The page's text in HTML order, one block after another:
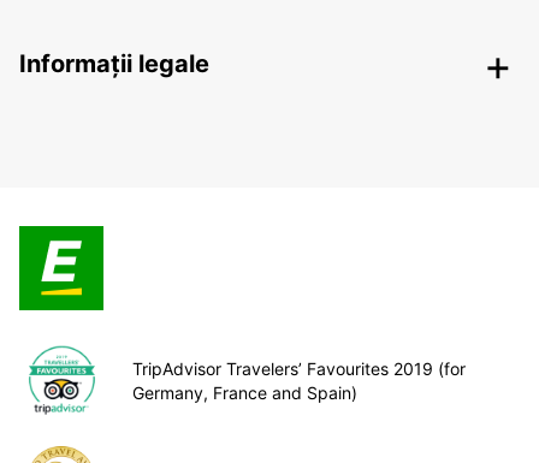
Informații legale
TripAdvisor Travelers’ Favourites 2019 (for
Germany, France and Spain)